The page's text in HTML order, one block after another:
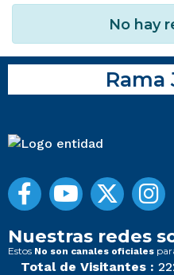
No hay
Rama
Nuestras redes
Estos No son canales oficiales
Total de Visitantes :